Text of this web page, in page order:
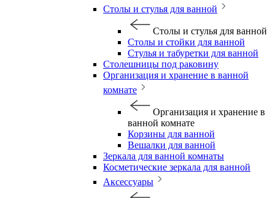
Столы и стулья для ванной
Столы и стулья для ванной
Столы и стойки для ванной
Стулья и табуретки для ванной
Столешницы под раковину
Организация и хранение в ванной
комнате
Организация и хранение в
ванной комнате
Корзины для ванной
Вешалки для ванной
Зеркала для ванной комнаты
Косметические зеркала для ванной
Аксессуары